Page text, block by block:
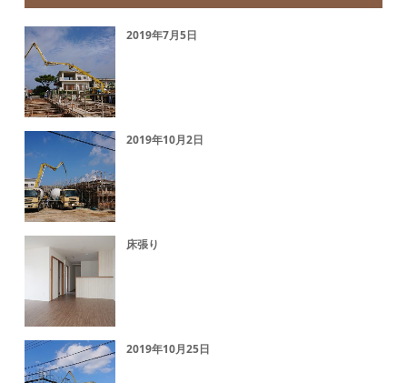
2019年7月5日
2019年10月2日
床張り
2019年10月25日